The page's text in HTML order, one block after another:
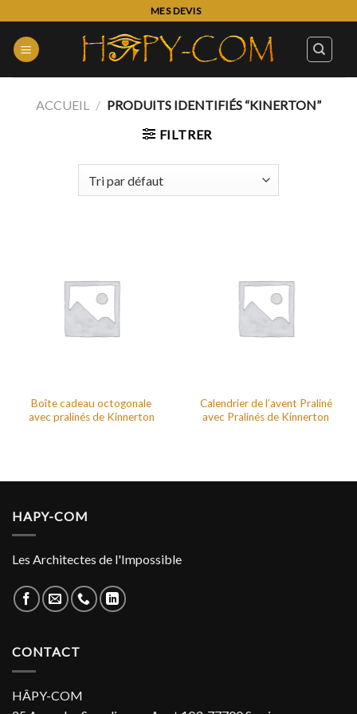
content
MES DEVIS
ACCUEIL / PRODUITS IDENTIFIÉS “KINERTON”
FILTRER
Boîte cadeau octogonale
avec pralinés de Kinnerton
Calendrier de l’avent Praliné
avec Pralinés de Kinnerton
HAPY-COM
Les Architectes de l'Impossible
CONTACT
HÂPY-COM